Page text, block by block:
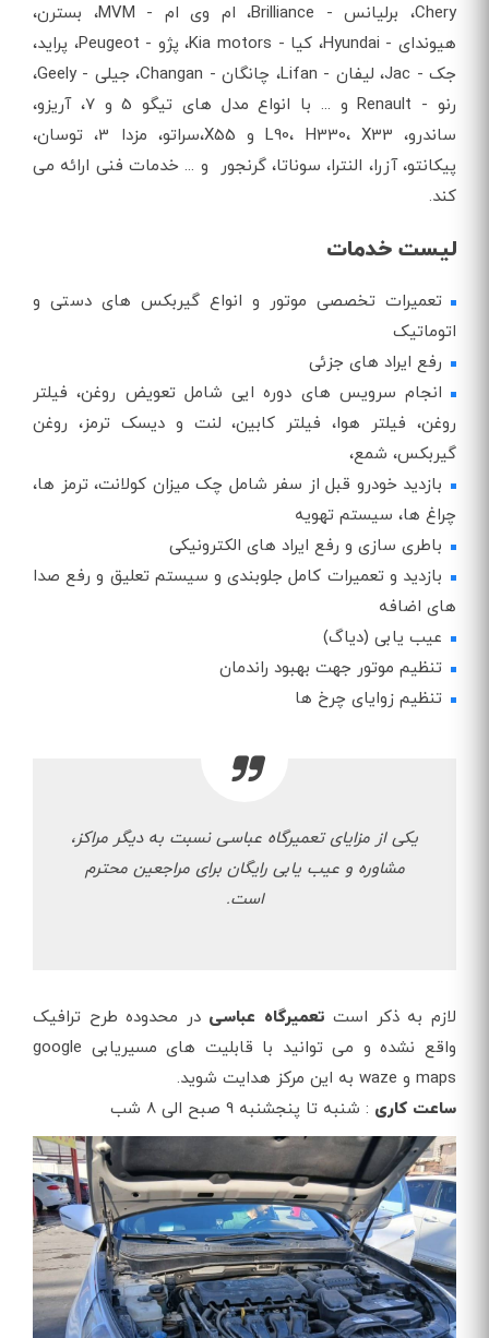
Chery، برلیانس - Brilliance، ام وی ام - MVM، بسترن،
هیوندای - Hyundai، کیا - Kia motors، پژو - Peugeot، پراید،
جک - Jac، لیفان - Lifan، چانگان - Changan، جیلی - Geely،
رنو - Renault و ... با انواع مدل های تیگو 5 و 7، آریزو،
ساندرو، L90، H330، X33 و X55،سراتو، مزدا 3، توسان،
پیکانتو، آزرا، النترا، سوناتا، گرنجور و ... خدمات فنی ارائه می
کند.
لیست خدمات
تعمیرات تخصصی موتور و انواع گیربکس های دستی و
اتوماتیک
رفع ایراد های جزئی
انجام سرویس های دوره ایی شامل تعویض روغن، فیلتر
روغن، فیلتر هوا، فیلتر کابین، لنت و دیسک ترمز، روغن
گیربکس، شمع،
بازدید خودرو قبل از سفر شامل چک میزان کولانت، ترمز ها،
چراغ ها، سیستم تهویه
باطری سازی و رفع ایراد های الکترونیکی
بازدید و تعمیرات کامل جلوبندی و سیستم تعلیق و رفع صدا
های اضافه
عیب یابی (دیاگ)
تنظیم موتور جهت بهبود راندمان
تنظیم زوایای چرخ ها
یکی از مزایای تعمیرگاه عباسی نسبت به دیگر مراکز،
مشاوره و عیب یابی رایگان برای مراجعین محترم
است.
لازم به ذکر است تعمیرگاه عباسیدر محدوده طرح ترافیک
واقع نشده و می توانید با قابلیت های مسیریابی google
maps و waze به این مرکز هدایت شوید.
ساعت کاری : شنبه تا پنجشنبه 9 صبح الی 8 شب